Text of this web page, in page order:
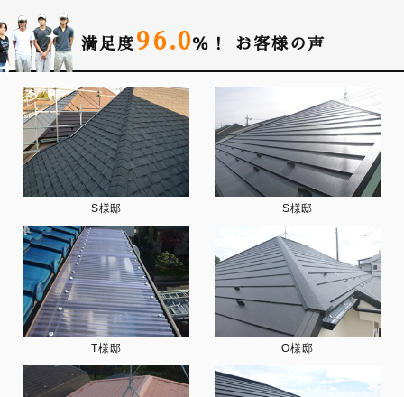
満足度 96.0％！ お客様の声
S様邸 S様邸
T様邸 O様邸